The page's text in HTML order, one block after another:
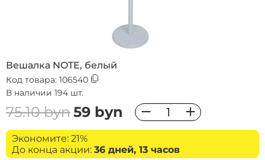
Вешалка NOTE, белый
Код товара: 106540
В наличии 194 шт.
75.10 byn59 byn − +
Экономите: 21%
До конца акции: 36 дней, 13 часов